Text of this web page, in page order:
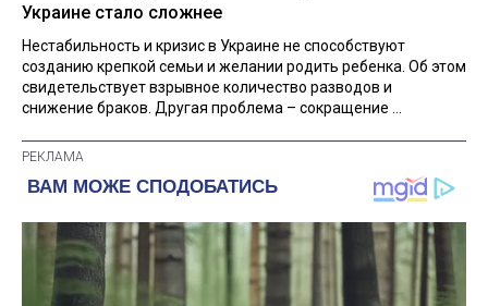
Украине стало сложнее
Нестабильность и кризис в Украине не способствуют
созданию крепкой семьи и желании родить ребенка. Об этом
свидетельствует взрывное количество разводов и
снижение браков. Другая проблема – сокращение ...